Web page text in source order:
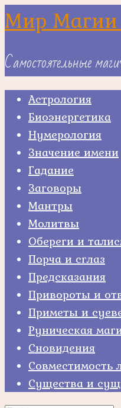
Skip
to
Мир Магии
Самостоятельные
Астрология
Биоэнергетика
Нумерология
Значение имени
Гадание
Заговоры
Мантры
Молитвы
Обереги и
Порча и сглаз
Предсказания
Привороты и
Приметы и
Руническая
Сновидения
Совместимость
Существа и